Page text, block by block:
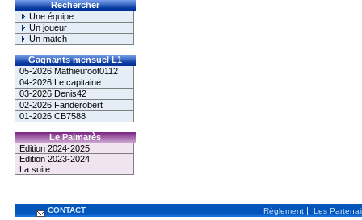
Rechercher
Une équipe
Un joueur
Un match
Gagnants mensuel L1
05-2026 Mathieufoot0112
04-2026 Le capitaine
03-2026 Denis42
02-2026 Fanderobert
01-2026 CB7588
Le Palmarès
Edition 2024-2025
Edition 2023-2024
La suite ...
CONTACT Règlement | Les